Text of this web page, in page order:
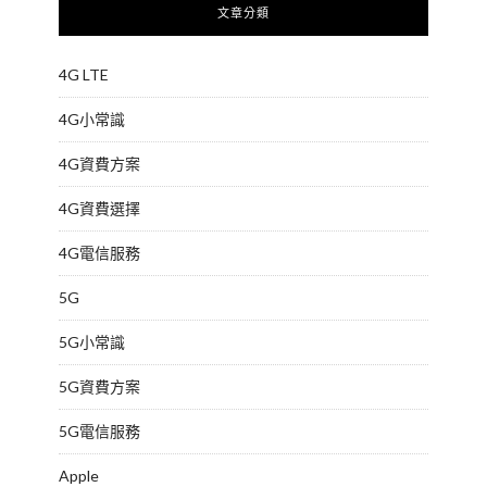
文章分類
4G LTE
4G小常識
4G資費方案
4G資費選擇
4G電信服務
5G
5G小常識
5G資費方案
5G電信服務
Apple